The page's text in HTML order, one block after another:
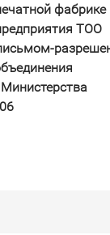
фабрике
ТОО